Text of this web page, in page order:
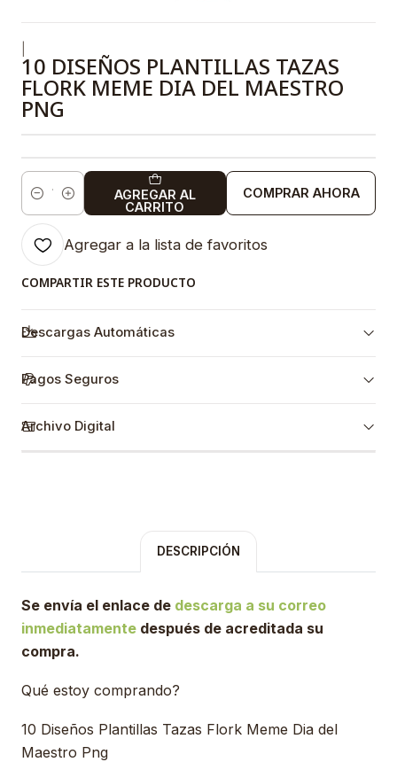
10 DISEÑOS PLANTILLAS TAZAS
FLORK MEME DIA DEL MAESTRO
PNG
Cantidad
AGREGAR AL
CARRITO
COMPRAR AHORA
Agregar a la lista de favoritos
COMPARTIR ESTE PRODUCTO
Descargas Automáticas
Pagos Seguros
Archivo Digital
DESCRIPCIÓN
Se envía el enlace de descarga a su correo
inmediatamente después de acreditada su
compra.
Qué estoy comprando?
10 Diseños Plantillas Tazas Flork Meme Dia del
Maestro Png